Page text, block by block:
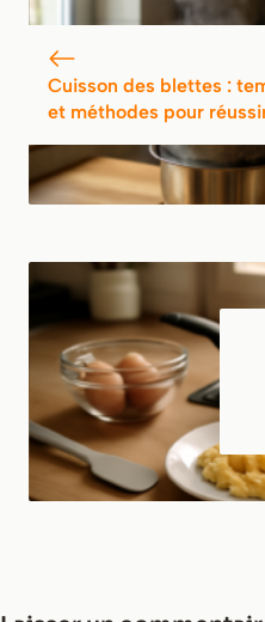
Cuisson des blettes :
et méthodes pour